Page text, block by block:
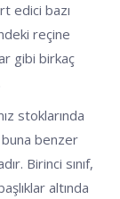
edici bazı
reçine
gibi birkaç
stoklarında
benzer
Birinci sınıf,
altında